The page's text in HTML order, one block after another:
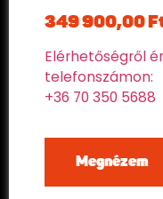
349 900,00
Elérhetőségről
telefonszámon:
+36 70 350 5688
Megnézem